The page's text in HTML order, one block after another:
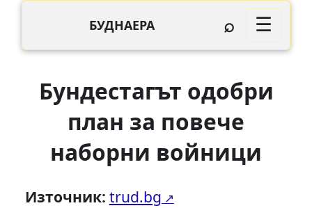
БУДНАЕРА ⌕ ☰
Бундестагът одобри
план за повече
наборни войници
Източник: trud.bg